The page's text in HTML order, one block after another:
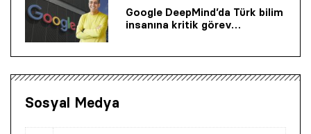
Google DeepMind’da Türk bilim
insanına kritik görev…
Sosyal Medya